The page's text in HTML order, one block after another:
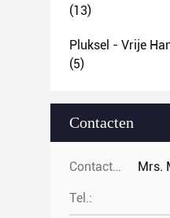
(13)
Pluksel - Vrije
(5)
Contacten
Contacten: Mrs.
Tel.: